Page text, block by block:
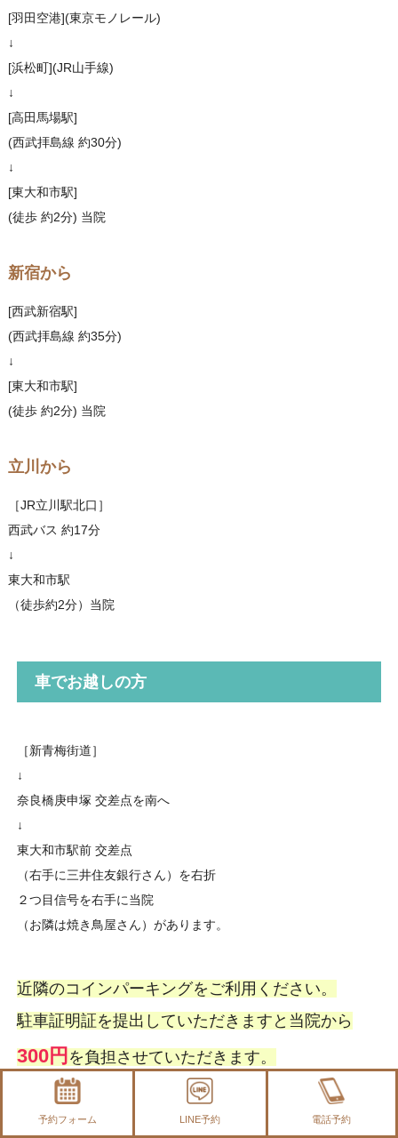
[羽田空港](東京モノレール)
↓
[浜松町](JR山手線)
↓
[高田馬場駅]
(西武拝島線 約30分)
↓
[東大和市駅]
(徒歩 約2分) 当院
新宿から
[西武新宿駅]
(西武拝島線 約35分)
↓
[東大和市駅]
(徒歩 約2分) 当院
立川から
［JR立川駅北口］
西武バス 約17分
↓
東大和市駅
（徒歩約2分）当院
車でお越しの方
［新青梅街道］
↓
奈良橋庚申塚 交差点を南へ
↓
東大和市駅前 交差点
（右手に三井住友銀行さん）を右折
２つ目信号を右手に当院
（お隣は焼き鳥屋さん）があります。
近隣のコインパーキングをご利用ください。
駐車証明証を提出していただきますと当院から
300円を負担させていただきます。
駐車証明書
がない場合は、一部負担出来かねま
すので、ご了承ください。
予約フォーム LINE予約 電話予約